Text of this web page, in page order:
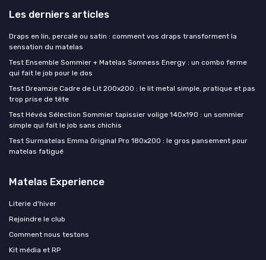
Les derniers articles
Draps en lin, percale ou satin : comment vos draps transforment la
sensation du matelas
Test Ensemble Sommier + Matelas Somness Energy : un combo ferme
qui fait le job pour le dos
Test Dreamzie Cadre de Lit 200x200 : le lit metal simple, pratique et pas
trop prise de tête
Test Hévéa Sélection Sommier tapissier volige 140x190 : un sommier
simple qui fait le job sans chichis
Test Surmatelas Emma Original Pro 180x200 : le gros pansement pour
matelas fatigué
Matelas Experience
Literie d'hiver
Rejoindre le club
Comment nous testons
Kit média et RP